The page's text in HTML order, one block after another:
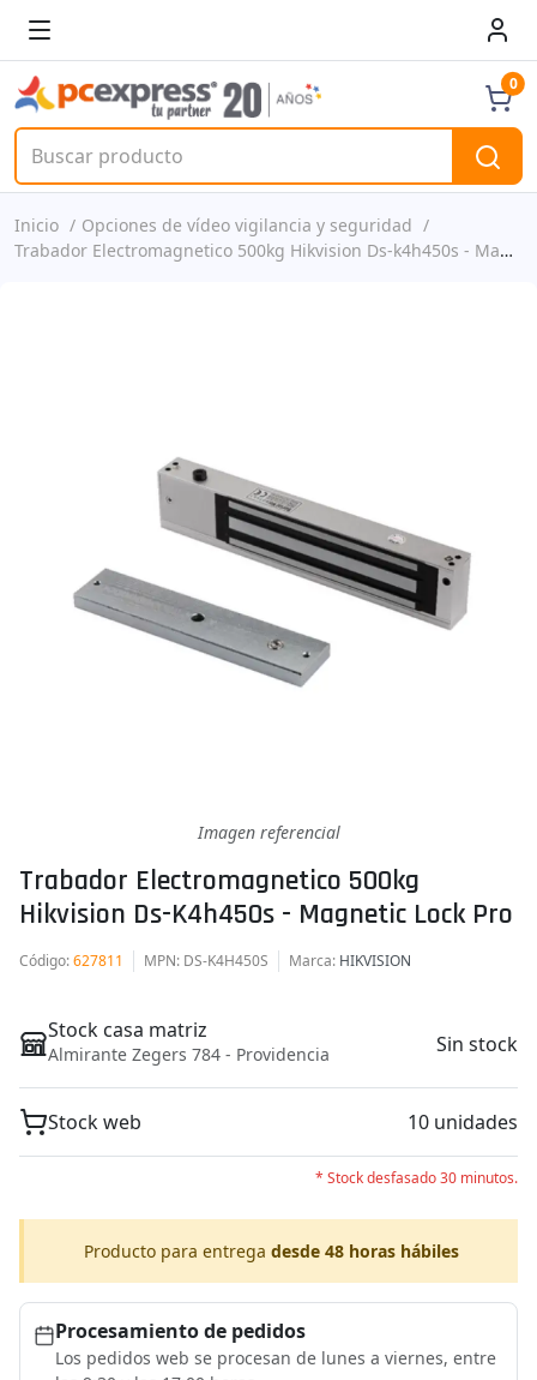
0
Inicio
Opciones de vídeo vigilancia y seguridad
Trabador Electromagnetico 500kg Hikvision Ds-k4h450s - Magnetic Lock Pro
Imagen referencial
Trabador Electromagnetico 500kg
Hikvision Ds-K4h450s - Magnetic Lock Pro
Código:627811 MPN: DS-K4H450S Marca: HIKVISION
Stock casa matriz
Almirante Zegers 784 - Providencia Sin stock
Stock web 10 unidades
* Stock desfasado 30 minutos.
Producto para entrega desde 48 horas hábiles
Procesamiento de pedidos
Los pedidos web se procesan de lunes a viernes, entre